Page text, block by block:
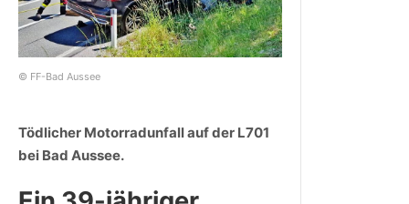
© FF-Bad Aussee
Tödlicher Motorradunfall auf der L701
bei Bad Aussee.